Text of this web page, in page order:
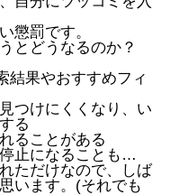
懲罰です。
とどうなるのか？
結果やおすすめフィ
つけにくくなり、い
る
ることがある
止になることも…
ただけなので、しば
います。(それでも